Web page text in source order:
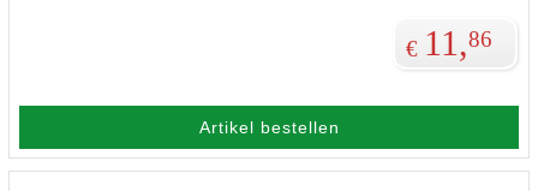
€ 11,86
Artikel bestellen